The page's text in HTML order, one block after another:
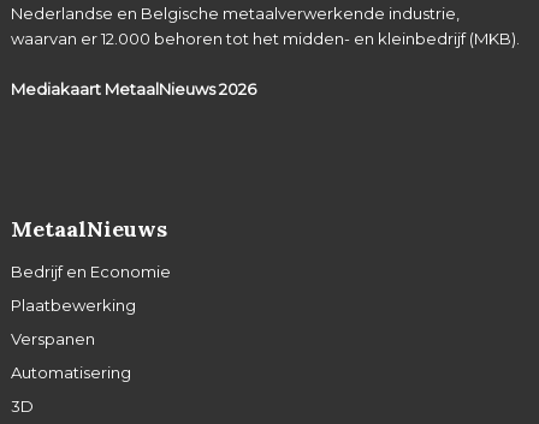
Nederlandse en Belgische metaalverwerkende industrie,
waarvan er 12.000 behoren tot het midden- en kleinbedrijf (MKB).
Mediakaart MetaalNieuws2026
MetaalNieuws
Bedrijf en Economie
Plaatbewerking
Verspanen
Automatisering
3D